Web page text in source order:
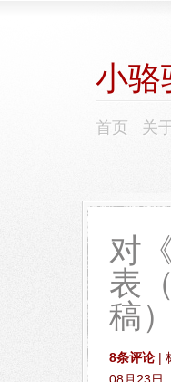
小骆
首页 关
对
表
稿
8条评论 |